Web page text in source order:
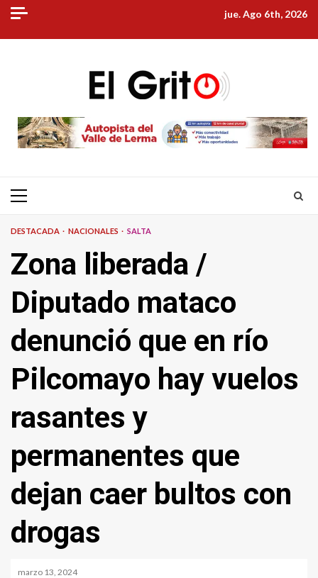
Skip
content
jue. Ago 6th, 2026
Primary
DESTACADA NACIONALES SALTA
Zona liberada /
Diputado mataco
denunció que en río
Pilcomayo hay vuelos
rasantes y
permanentes que
dejan caer bultos con
drogas
marzo 13, 2024